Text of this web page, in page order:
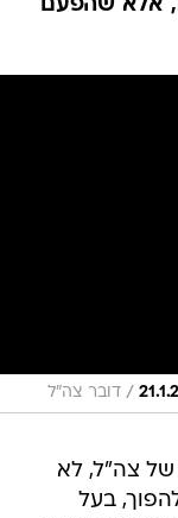
אלא שהפעם
/ דובר צה"ל
צה"ל, לא
בעל